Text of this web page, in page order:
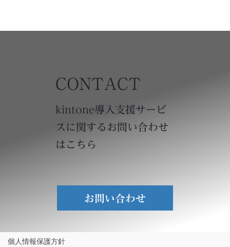
CONTACT
kintone導入支援サービ
スに関するお問い合わせ
はこちら
お問い合わせ
個人情報保護方針